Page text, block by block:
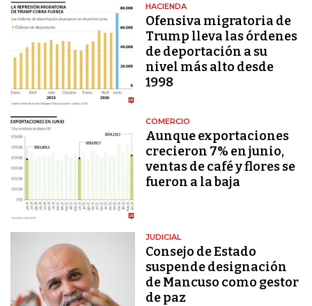
HACIENDA
Ofensiva migratoria de
Trump lleva las órdenes
de deportación a su
nivel más alto desde
1998
COMERCIO
Aunque exportaciones
crecieron 7% en junio,
ventas de café y flores se
fueron a la baja
JUDICIAL
Consejo de Estado
suspende designación
de Mancuso como gestor
de paz